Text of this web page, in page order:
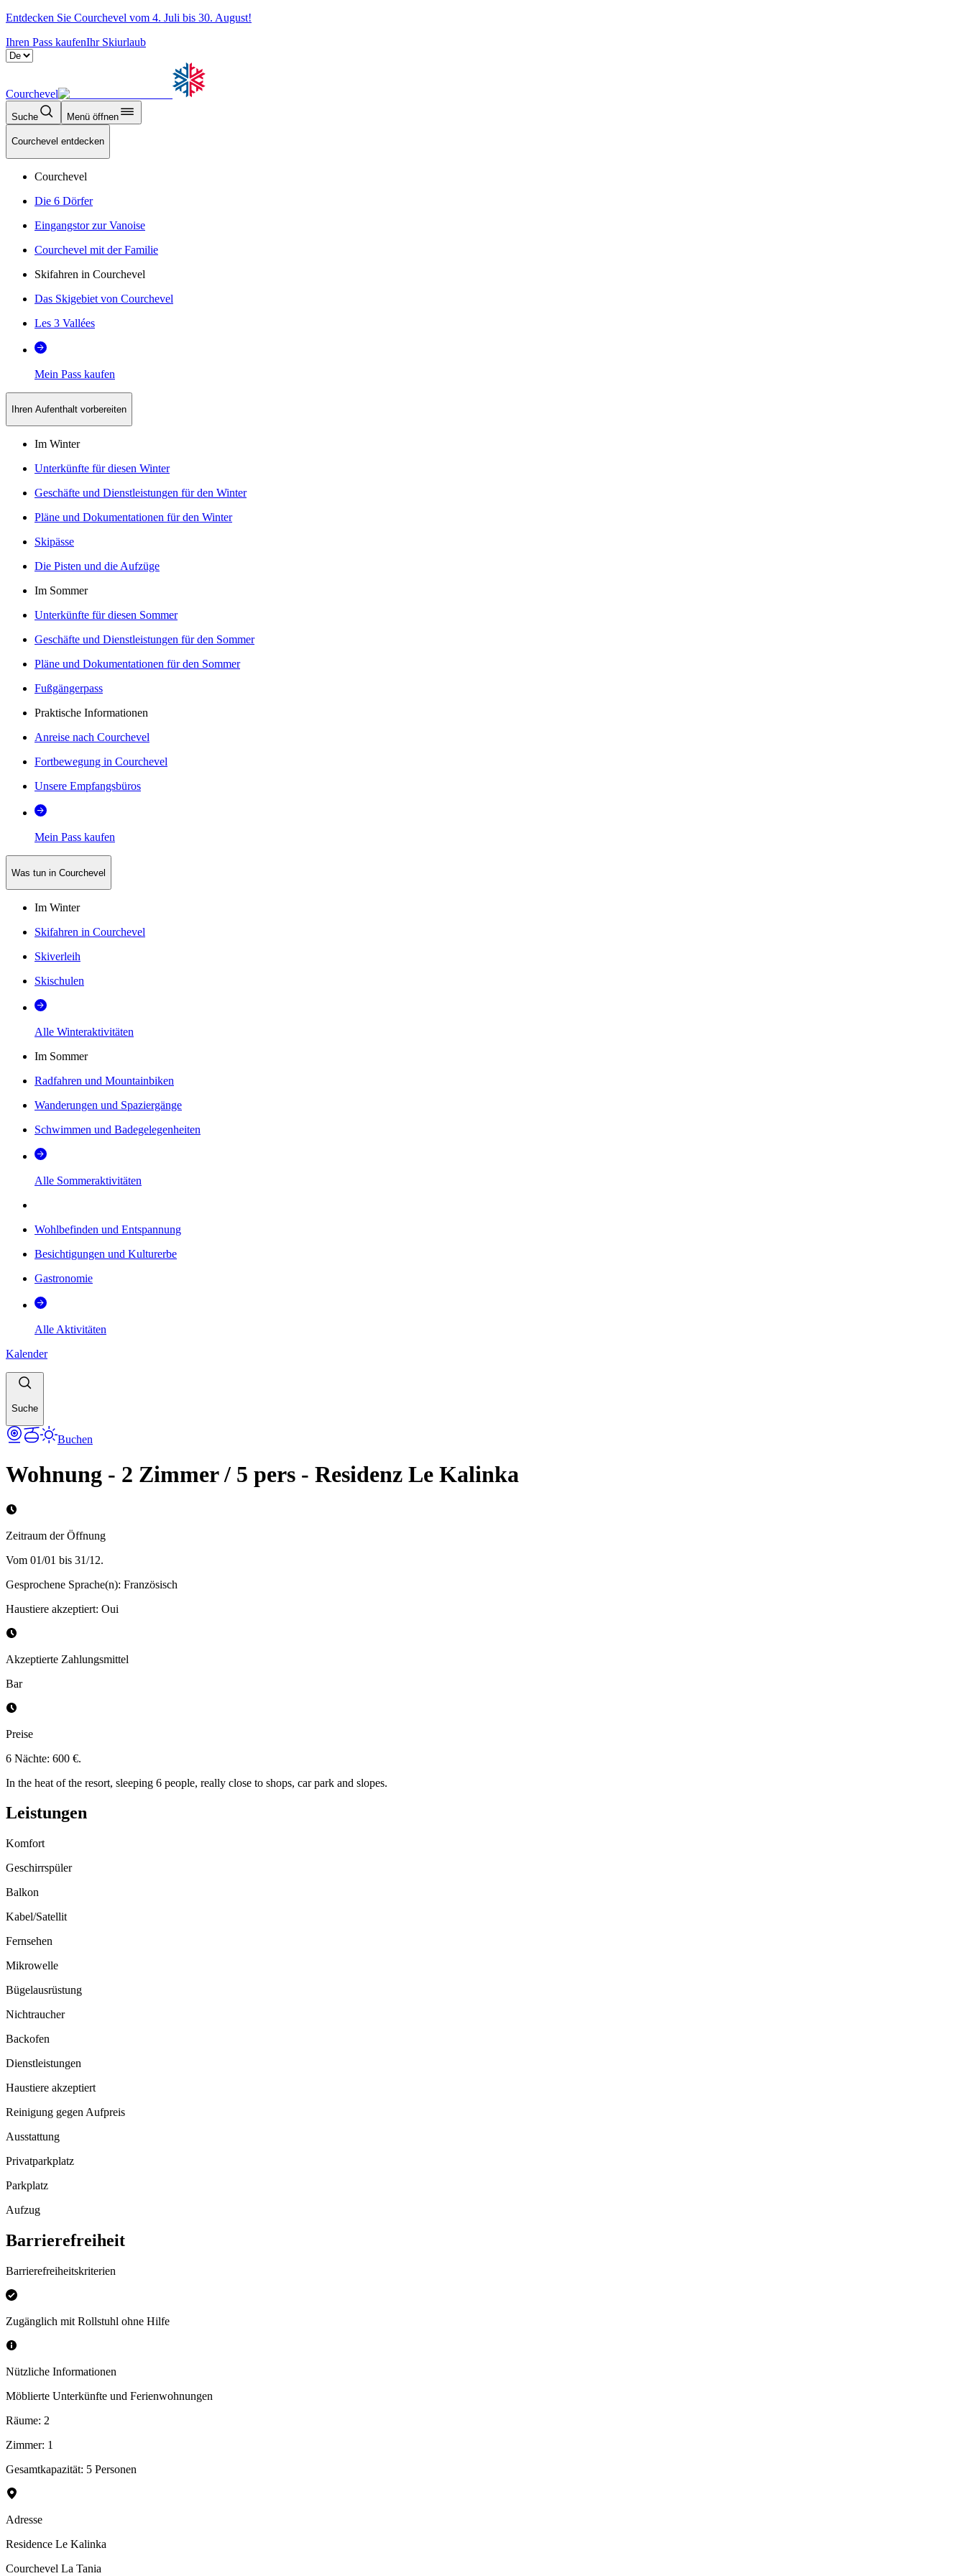
Entdecken Sie Courchevel vom 4. Juli bis 30. August!
Ihren Pass kaufenIhr Skiurlaub
Courchevel
Suche Menü öffnen
Courchevel entdecken
Courchevel
Die 6 Dörfer
Eingangstor zur Vanoise
Courchevel mit der Familie
Skifahren in Courchevel
Das Skigebiet von Courchevel
Les 3 Vallées
Mein Pass kaufen
Ihren Aufenthalt vorbereiten
Im Winter
Unterkünfte für diesen Winter
Geschäfte und Dienstleistungen für den Winter
Pläne und Dokumentationen für den Winter
Skipässe
Die Pisten und die Aufzüge
Im Sommer
Unterkünfte für diesen Sommer
Geschäfte und Dienstleistungen für den Sommer
Pläne und Dokumentationen für den Sommer
Fußgängerpass
Praktische Informationen
Anreise nach Courchevel
Fortbewegung in Courchevel
Unsere Empfangsbüros
Mein Pass kaufen
Was tun in Courchevel
Im Winter
Skifahren in Courchevel
Skiverleih
Skischulen
Alle Winteraktivitäten
Im Sommer
Radfahren und Mountainbiken
Wanderungen und Spaziergänge
Schwimmen und Badegelegenheiten
Alle Sommeraktivitäten
Wohlbefinden und Entspannung
Besichtigungen und Kulturerbe
Gastronomie
Alle Aktivitäten
Kalender
Suche
Buchen
Wohnung - 2 Zimmer / 5 pers - Residenz Le Kalinka
Zeitraum der Öffnung
Vom 01/01 bis 31/12.
Gesprochene Sprache(n): Französisch
Haustiere akzeptiert: Oui
Akzeptierte Zahlungsmittel
Bar
Preise
6 Nächte: 600 €.
In the heat of the resort, sleeping 6 people, really close to shops, car park and slopes.
Leistungen
Komfort
Geschirrspüler
Balkon
Kabel/Satellit
Fernsehen
Mikrowelle
Bügelausrüstung
Nichtraucher
Backofen
Dienstleistungen
Haustiere akzeptiert
Reinigung gegen Aufpreis
Ausstattung
Privatparkplatz
Parkplatz
Aufzug
Barrierefreiheit
Barrierefreiheitskriterien
Zugänglich mit Rollstuhl ohne Hilfe
Nützliche Informationen
Möblierte Unterkünfte und Ferienwohnungen
Räume: 2
Zimmer: 1
Gesamtkapazität: 5 Personen
Adresse
Residence Le Kalinka
Courchevel La Tania